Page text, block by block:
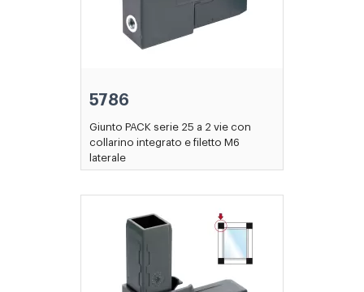
5786
Giunto PACK serie 25 a 2 vie con
collarino integrato e filetto M6
laterale